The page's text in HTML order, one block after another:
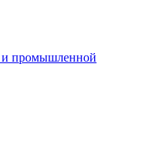
и промышленной